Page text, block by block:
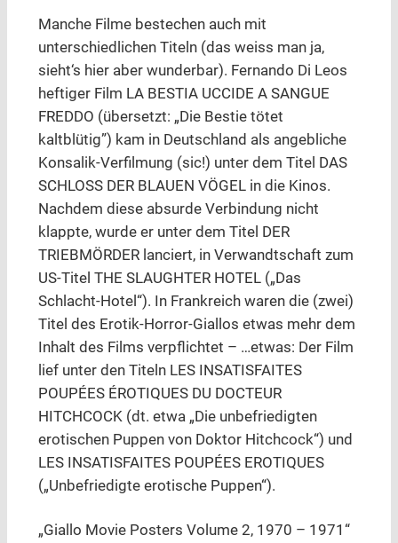
Manche Filme bestechen auch mit
unterschiedlichen Titeln (das weiss man ja,
sieht‘s hier aber wunderbar). Fernando Di Leos
heftiger Film LA BESTIA UCCIDE A SANGUE
FREDDO (übersetzt: „Die Bestie tötet
kaltblütig”) kam in Deutschland als angebliche
Konsalik-Verfilmung (sic!) unter dem Titel DAS
SCHLOSS DER BLAUEN VÖGEL in die Kinos.
Nachdem diese absurde Verbindung nicht
klappte, wurde er unter dem Titel DER
TRIEBMÖRDER lanciert, in Verwandtschaft zum
US-Titel THE SLAUGHTER HOTEL („Das
Schlacht-Hotel“). In Frankreich waren die (zwei)
Titel des Erotik-Horror-Giallos etwas mehr dem
Inhalt des Films verpflichtet – …etwas: Der Film
lief unter den Titeln LES INSATISFAITES
POUPÉES ÉROTIQUES DU DOCTEUR
HITCHCOCK (dt. etwa „Die unbefriedigten
erotischen Puppen von Doktor Hitchcock“) und
LES INSATISFAITES POUPÉES EROTIQUES
(„Unbefriedigte erotische Puppen“).
„Giallo Movie Posters Volume 2, 1970 – 1971“